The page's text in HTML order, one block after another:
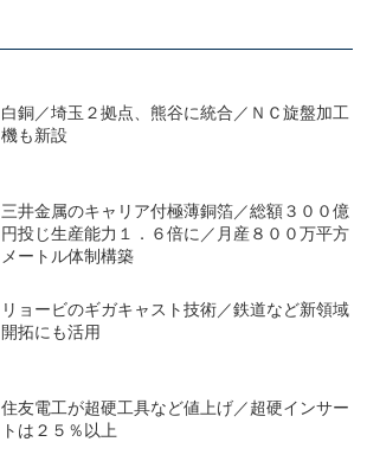
白銅／埼玉２拠点、熊谷に統合／ＮＣ旋盤加工
機も新設
三井金属のキャリア付極薄銅箔／総額３００億
円投じ生産能力１．６倍に／月産８００万平方
メートル体制構築
リョービのギガキャスト技術／鉄道など新領域
開拓にも活用
住友電工が超硬工具など値上げ／超硬インサー
トは２５％以上